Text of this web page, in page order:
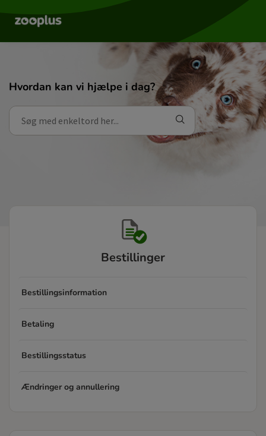
Hvordan kan vi hjælpe i dag?
Bestillinger
Bestillingsinformation
Betaling
Bestillingsstatus
Ændringer og annullering